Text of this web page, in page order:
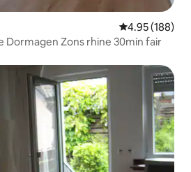
คะแนนเฉลี่ย
4.95 (188)
Zons rhine 30min fair